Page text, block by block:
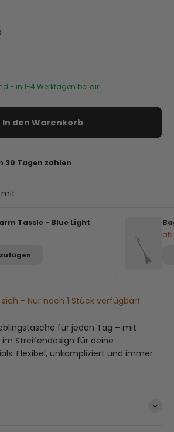
- in 1-4 Werktagen bei dir
In den Warenkorb
30 Tagen zahlen
mit
Tassle - Blue Light
ab
- Nur noch 1 Stück verfügbar!
für jeden Tag – mit
Streifendesign für deine
Flexibel, unkompliziert und immer